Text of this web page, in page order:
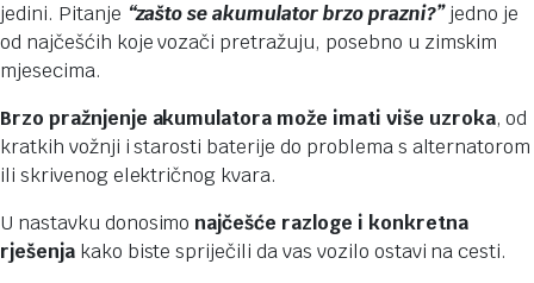
jedini. Pitanje “zašto se akumulator brzo prazni?”jedno je
od najčešćih koje vozači pretražuju, posebno u zimskim
mjesecima.
Brzo pražnjenje akumulatora može imati više uzroka, od
kratkih vožnji i starosti baterije do problema s alternatorom
ili skrivenog električnog kvara.
U nastavku donosimo najčešće razloge i konkretna
rješenjakako biste spriječili da vas vozilo ostavi na cesti.